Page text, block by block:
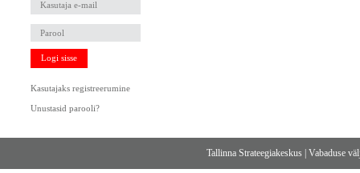
Logi sisse
Kasutajaks registreerumine
Unustasid parooli?
Tallinna Strateegiakeskus |Vabaduse